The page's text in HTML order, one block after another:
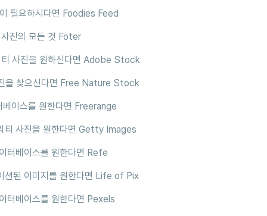
필요하시다면 Foodies Feed
진의 모든 것 Foter
사진을 원하신다면 Adobe Stock
을 찾으신다면 Free Nature Stock
베이스를 원한다면 Freerange
티 사진을 원한다면 Getty Images
터베이스를 원한다면 Refe
션된 이미지를 원한다면 Life of Pix
터베이스를 원한다면 Pexels